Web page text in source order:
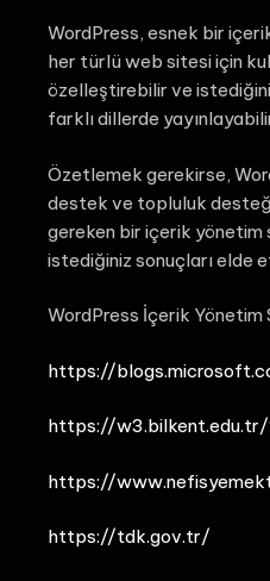
WordPress, esnek bir
her türlü web sitesi için
özelleştirebilir ve
farklı dillerde
Özetlemek gerekirse,
destek ve topluluk
gereken bir içerik
istediğiniz sonuçları elde
WordPress İçerik Yönetim
https://
https://
https://
https://tdk.gov.tr/